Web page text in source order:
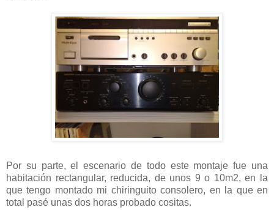
Por su parte, el escenario de todo este montaje fue una
habitación rectangular, reducida, de unos 9 o 10m2, en la
que tengo montado mi chiringuito consolero, en la que en
total pasé unas dos horas probado cositas.